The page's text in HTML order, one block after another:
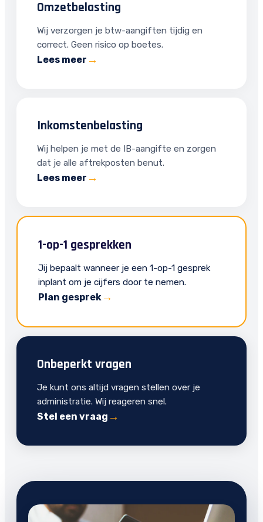
Omzetbelasting
Wij verzorgen je btw-aangiften tijdig en
correct. Geen risico op boetes.
Lees meer
Inkomstenbelasting
Wij helpen je met de IB-aangifte en zorgen
dat je alle aftrekposten benut.
Lees meer
1-op-1 gesprekken
Jij bepaalt wanneer je een 1-op-1 gesprek
inplant om je cijfers door te nemen.
Plan gesprek
Onbeperkt vragen
Je kunt ons altijd vragen stellen over je
administratie. Wij reageren snel.
Stel een vraag